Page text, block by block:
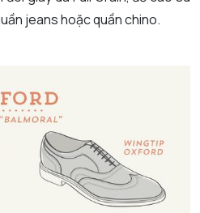
jeans hoặc quần chino.